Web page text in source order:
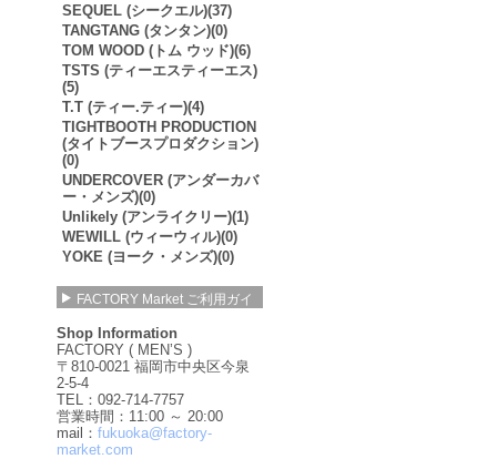
SEQUEL (シークエル)(37)
TANGTANG (タンタン)(0)
TOM WOOD (トム ウッド)(6)
TSTS (ティーエスティーエス)
(5)
T.T (ティー.ティー)(4)
TIGHTBOOTH PRODUCTION
(タイトブースプロダクション)
(0)
UNDERCOVER (アンダーカバ
ー・メンズ)(0)
Unlikely (アンライクリー)(1)
WEWILL (ウィーウィル)(0)
YOKE (ヨーク・メンズ)(0)
FACTORY Market ご利用ガイ
Shop Information
FACTORY ( MEN’S )
〒810-0021 福岡市中央区今泉
2-5-4
TEL：092-714-7757
営業時間：11:00 ～ 20:00
mail： fukuoka@factory-
market.com